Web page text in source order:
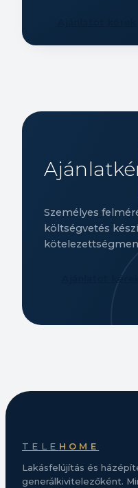
Személyes
költségvetés
Ajánlatot kérek
TELE HOME
Lakásfelújítás és
generálkivitelezőként.